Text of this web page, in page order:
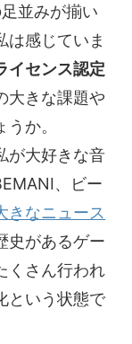
並みが揃い
は感じていま
イセンス認定
大きな課題や
か。
が大好きな音
、ビー
きなニュース
史があるゲー
くさん行われ
という状態で